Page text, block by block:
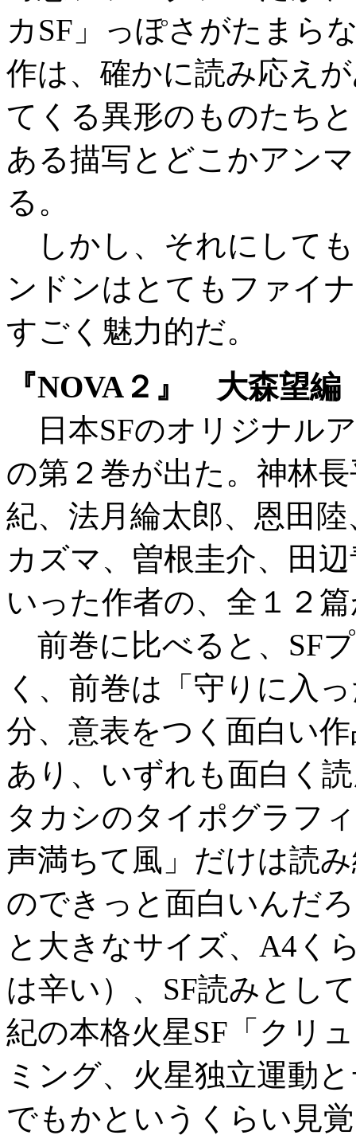
カSF」っぽさがたまら
作は、確かに読み応え
てくる異形のものたち
ある描写とどこかアン
る。
しかし、それにして
ンドンはとてもファイ
すごく魅力的だ。
『NOVA２』 大森望編
日本SFのオリジナル
の第２巻が出た。神林
紀、法月綸太郎、恩田
カズマ、曽根圭介、田
いった作者の、全１２
前巻に比べると、SF
く、前巻は「守りに入
分、意表をつく面白い
あり、いずれも面白く
タカシのタイポグラフ
声満ちて風」だけは読
のできっと面白いんだ
と大きなサイズ、A4く
は辛い）、SF読みとし
紀の本格火星SF「クリ
ミング、火星独立運動
でもかというくらい見